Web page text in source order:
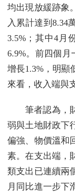
均出現放緩跡象
入累計達到8.34
3.5%；其中4月
6.9%。前四個月
增長1.3%，明顯
來看，收入端與
筆者認為，
弱與土地財政下
偏強、物價溫和
素。在支出端，
類支出已連續兩
月同比進一步下